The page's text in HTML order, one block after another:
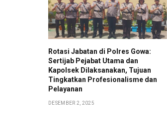
Rotasi Jabatan di Polres Gowa:
Sertijab Pejabat Utama dan
Kapolsek Dilaksanakan, Tujuan
Tingkatkan Profesionalisme dan
Pelayanan
DESEMBER 2, 2025